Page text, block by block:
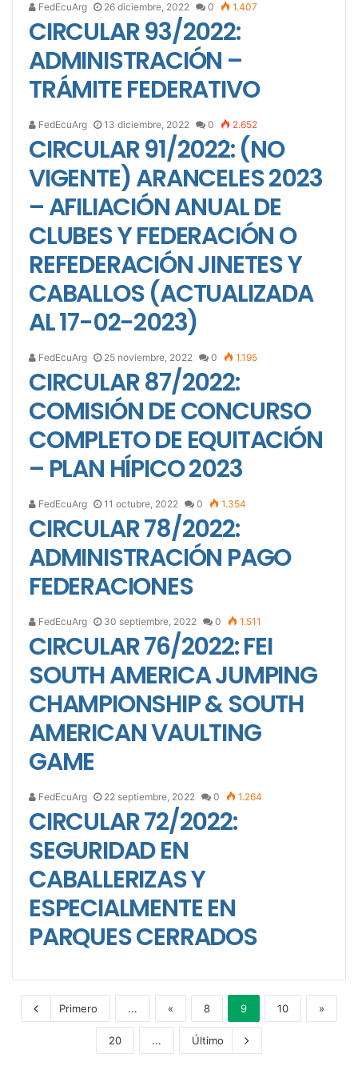
FedEcuArg 26 diciembre, 2022 0 1.407
CIRCULAR 93/2022:
ADMINISTRACIÓN –
TRÁMITE FEDERATIVO
FedEcuArg 13 diciembre, 2022 0 2.652
CIRCULAR 91/2022: (NO
VIGENTE) ARANCELES 2023
– AFILIACIÓN ANUAL DE
CLUBES Y FEDERACIÓN O
REFEDERACIÓN JINETES Y
CABALLOS (ACTUALIZADA
AL 17-02-2023)
FedEcuArg 25 noviembre, 2022 0 1.195
CIRCULAR 87/2022:
COMISIÓN DE CONCURSO
COMPLETO DE EQUITACIÓN
– PLAN HÍPICO 2023
FedEcuArg 11 octubre, 2022 0 1.354
CIRCULAR 78/2022:
ADMINISTRACIÓN PAGO
FEDERACIONES
FedEcuArg 30 septiembre, 2022 0 1.511
CIRCULAR 76/2022: FEI
SOUTH AMERICA JUMPING
CHAMPIONSHIP & SOUTH
AMERICAN VAULTING
GAME
FedEcuArg 22 septiembre, 2022 0 1.264
CIRCULAR 72/2022:
SEGURIDAD EN
CABALLERIZAS Y
ESPECIALMENTE EN
PARQUES CERRADOS
Primero ... « 8 9 10 »
20 ... Último